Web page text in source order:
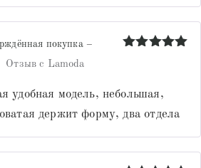
покупка –
Отзыв с Lamoda
удобная модель, небольшая,
держит форму, два отдела